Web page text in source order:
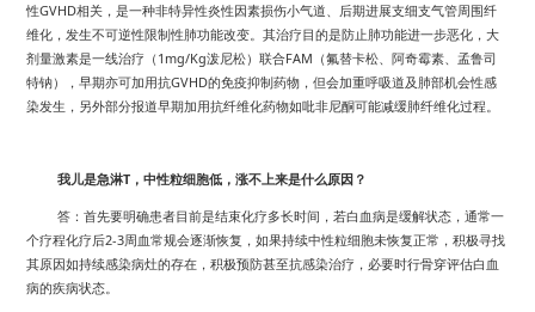
性GVHD相关，是一种非特异性炎性因素损伤小气道、后期进展支细支气管周围纤
维化，发生不可逆性限制性肺功能改变。其治疗目的是防止肺功能进一步恶化，大
剂量激素是一线治疗（ 1mg/Kg泼尼松）联合FAM （氟替卡松、阿奇霉素、孟鲁司
特钠），早期亦可加用抗GVHD的免疫抑制药物，但会加重呼吸道及肺部机会性感
染发生，另外部分报道早期加用抗纤维化药物如吡非尼酮可能减缓肺纤维化过程。
我儿是急淋T ，中性粒细胞低，涨不上来是什么原因？
答：首先要明确患者目前是结束化疗多长时间，若白血病是缓解状态，通常一
个疗程化疗后2-3周血常规会逐渐恢复，如果持续中性粒细胞未恢复正常，积极寻找
其原因如持续感染病灶的存在，积极预防甚至抗感染治疗，必要时行骨穿评估白血
病的疾病状态。